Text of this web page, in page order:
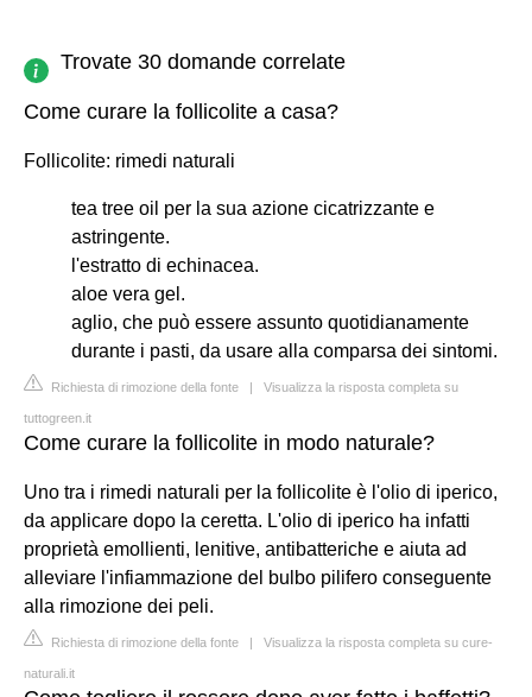
Trovate 30 domande correlate
Come curare la follicolite a casa?
Follicolite: rimedi naturali
tea tree oil per la sua azione cicatrizzante e
astringente.
l'estratto di echinacea.
aloe vera gel.
aglio, che può essere assunto quotidianamente
durante i pasti, da usare alla comparsa dei sintomi.
Richiesta di rimozione della fonte | Visualizza la risposta completa su
tuttogreen.it
Come curare la follicolite in modo naturale?
Uno tra i rimedi naturali per la follicolite è l'olio di iperico,
da applicare dopo la ceretta. L'olio di iperico ha infatti
proprietà emollienti, lenitive, antibatteriche e aiuta ad
alleviare l'infiammazione del bulbo pilifero conseguente
alla rimozione dei peli.
Richiesta di rimozione della fonte | Visualizza la risposta completa su cure-
naturali.it